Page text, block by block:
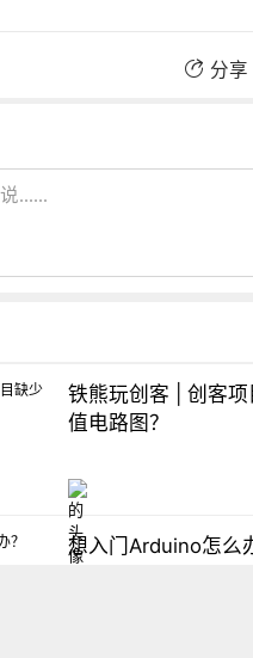
分享
铁熊玩创客 | 创客
值电路图？
想入门Arduino怎么